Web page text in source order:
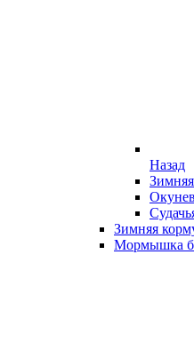
Назад
Зимняя
Мормышка